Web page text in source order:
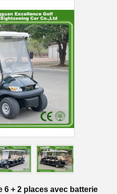
+ 2 places avec batterie